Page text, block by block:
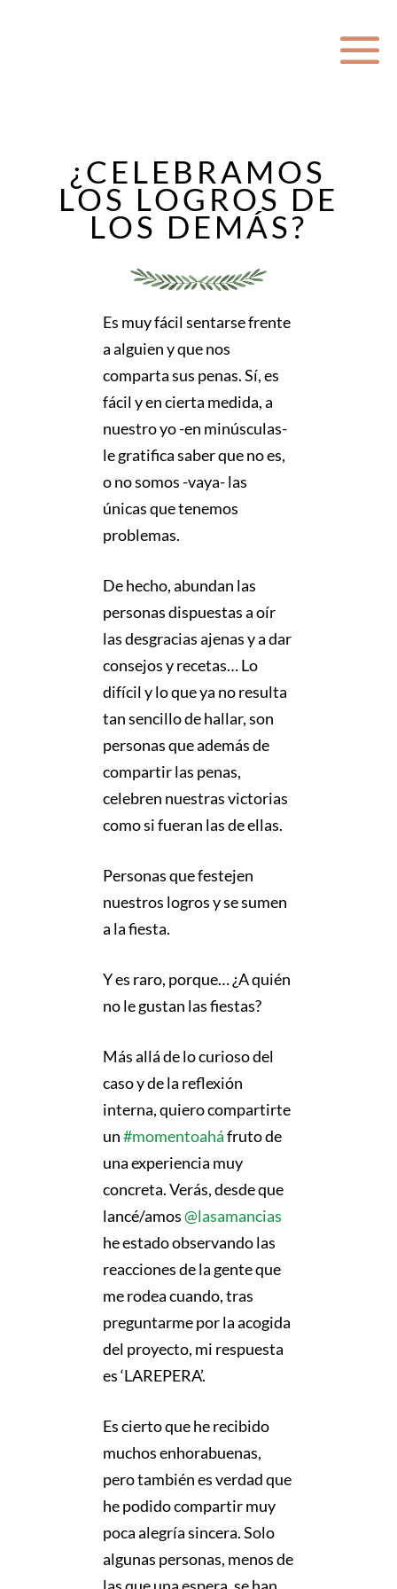
¿CELEBRAMOS
LOS LOGROS DE
LOS DEMÁS?
Es muy fácil sentarse frente
a alguien y que nos
comparta sus penas. Sí, es
fácil y en cierta medida, a
nuestro yo -en minúsculas-
le gratifica saber que no es,
o no somos -vaya- las
únicas que tenemos
problemas.
De hecho, abundan las
personas dispuestas a oír
las desgracias ajenas y a dar
consejos y recetas… Lo
difícil y lo que ya no resulta
tan sencillo de hallar, son
personas que además de
compartir las penas,
celebren nuestras victorias
como si fueran las de ellas.
Personas que festejen
nuestros logros y se sumen
a la fiesta.
Y es raro, porque… ¿A quién
no le gustan las fiestas?
Más allá de lo curioso del
caso y de la reflexión
interna, quiero compartirte
un#momentoaháfruto de
una experiencia muy
concreta. Verás, desde que
lancé/amos@lasamancias
he estado observando las
reacciones de la gente que
me rodea cuando, tras
preguntarme por la acogida
del proyecto, mi respuesta
es ‘LAREPERA’.
Es cierto que he recibido
muchos enhorabuenas,
pero también es verdad que
he podido compartir muy
poca alegría sincera. Solo
algunas personas, menos de